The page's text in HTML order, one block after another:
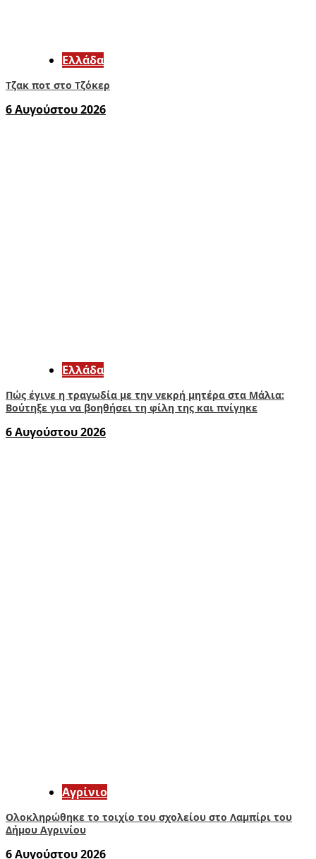
Ελλάδα
Τζακ ποτ στο Τζόκερ
6 Αυγούστου 2026
Ελλάδα
Πώς έγινε η τραγωδία με την νεκρή μητέρα στα Μάλια:
Βούτηξε για να βοηθήσει τη φίλη της και πνίγηκε
6 Αυγούστου 2026
Aγρίνιο
Ολοκληρώθηκε το τοιχίο του σχολείου στο Λαμπίρι του
Δήμου Αγρινίου
6 Αυγούστου 2026